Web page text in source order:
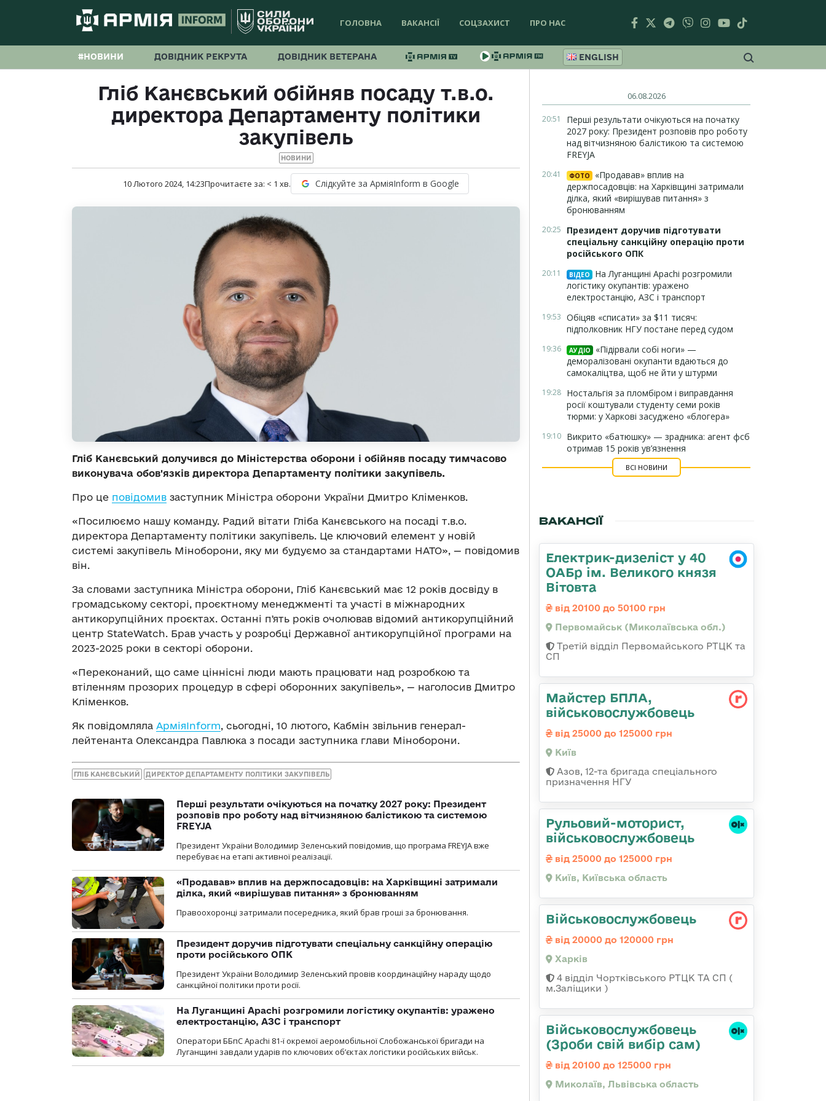
ГОЛОВНА ВАКАНСІЇ СОЦЗАХИСТ ПРО НАС
#НОВИНИ ДОВІДНИК РЕКРУТА ДОВІДНИК ВЕТЕРАНА ENGLISH
Гліб Канєвський обійняв посаду т.в.о.
директора Департаменту політики
закупівель
НОВИНИ
10 Лютого 2024, 14:23Прочитаєте за: < 1 хв. Слідкуйте за АрміяInform в Google
Гліб Канєвський долучився до Міністерства оборони і обійняв посаду тимчасово
виконувача обов'язків директора Департаменту політики закупівель.
Про це повідомив заступник Міністра оборони України Дмитро Кліменков.
«Посилюємо нашу команду. Радий вітати Гліба Канєвського на посаді т.в.о.
директора Департаменту політики закупівель. Це ключовий елемент у новій
системі закупівель Міноборони, яку ми будуємо за стандартами НАТО», — повідомив
він.
За словами заступника Міністра оборони, Гліб Канєвський має 12 років досвіду в
громадському секторі, проєктному менеджменті та участі в міжнародних
антикорупційних проєктах. Останні пʼять років очолював відомий антикорупційний
центр StateWatch. Брав участь у розробці Державної антикорупційної програми на
2023-2025 роки в секторі оборони.
«Переконаний, що саме ціннісні люди мають працювати над розробкою та
втіленням прозорих процедур в сфері оборонних закупівель», — наголосив Дмитро
Кліменков.
Як повідомляла АрміяInform, сьогодні, 10 лютого, Кабмін звільнив генерал-
лейтенанта Олександра Павлюка з посади заступника глави Міноборони.
ГЛІБ КАНЄВСЬКИЙ ДИРЕКТОР ДЕПАРТАМЕНТУ ПОЛІТИКИ ЗАКУПІВЕЛЬ
Перші результати очікуються на початку 2027 року: Президент
розповів про роботу над вітчизняною балістикою та системою
FREYJA
Президент України Володимир Зеленський повідомив, що програма FREYJA вже
перебуває на етапі активної реалізації.
«Продавав» вплив на держпосадовців: на Харківщині затримали
ділка, який «вирішував питання» з бронюванням
Правоохоронці затримали посередника, який брав гроші за бронювання.
Президент доручив підготувати спеціальну санкційну операцію
проти російського ОПК
Президент України Володимир Зеленський провів координаційну нараду щодо
санкційної політики проти росії.
На Луганщині Apachi розгромили логістику окупантів: уражено
електростанцію, АЗС і транспорт
Оператори ББпС Apachi 81-ї окремої аеромобільної Слобожанської бригади на
Луганщині завдали ударів по ключових об’єктах логістики російських військ.
06.08.2026
20:51
Перші результати очікуються на початку
2027 року: Президент розповів про роботу
над вітчизняною балістикою та системою
FREYJA
20:41 ФОТО
«Продавав» вплив на
держпосадовців: на Харківщині затримали
ділка, який «вирішував питання» з
бронюванням
20:25
Президент доручив підготувати
спеціальну санкційну операцію проти
російського ОПК
20:11 ВІДЕО
На Луганщині Apachi розгромили
логістику окупантів: уражено
електростанцію, АЗС і транспорт
19:53 Обіцяв «списати» за $11 тисяч:
підполковник НГУ постане перед судом
19:36 АУДІО
«Підірвали собі ноги» —
деморалізовані окупанти вдаються до
самокаліцтва, щоб не йти у штурми
19:28 Ностальгія за пломбіром і виправдання
росії коштували студенту семи років
тюрми: у Харкові засуджено «блогера»
19:10 Викрито «батюшку» — зрадника: агент фсб
отримав 15 років ув’язнення
ВСІ НОВИНИ
ВАКАНСІЇ
Електрик-дизеліст у 40
ОАБр ім. Великого князя
Вітовта
від 20100 до 50100 грн
Первомайськ (Миколаївська обл.)
Третій відділ Первомайського РТЦК та
СП
Майстер БПЛА,
військовослужбовець
від 25000 до 125000 грн
Київ
Азов, 12-та бригада спеціального
призначення НГУ
Рульовий-мотоpист,
військовослужбовець
від 25000 до 125000 грн
Київ, Київська область
Військовослужбовець
від 20000 до 120000 грн
Харків
4 відділ Чортківського РТЦК ТА СП (
м.Заліщики )
Військовослужбовець
(Зроби свій вибір сам)
від 20100 до 125000 грн
Миколаїв, Львівська область